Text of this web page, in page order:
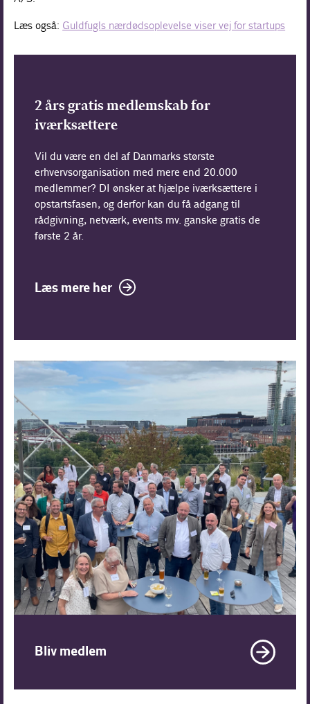
Læs også: Guldfugls nærdødsoplevelse viser vej for startups
2 års gratis medlemskab for
iværksættere
Vil du være en del af Danmarks største
erhvervsorganisation med mere end 20.000
medlemmer? DI ønsker at hjælpe iværksættere i
opstartsfasen, og derfor kan du få adgang til
rådgivning, netværk, events mv. ganske gratis de
første 2 år.
Læs mere her
Bliv medlem